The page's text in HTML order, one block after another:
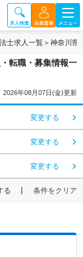
士求人一覧 神奈川県
転職・募集情報一
2026年08月07日(金)更新
変更する
変更する
変更する
る 条件をクリア